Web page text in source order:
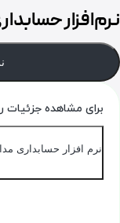
نرم‌افزار
برای مشاهده جزئیات
نرم افزار حسابداری